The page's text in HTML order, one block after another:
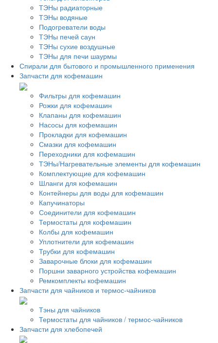
ТЭНы радиаторные
ТЭНы водяные
Подогреватели воды
ТЭНы печей саун
ТЭНы сухие воздушные
ТЭНы для печи шаурмы
Спирали для бытового и промышленного применения
Запчасти для кофемашин
Фильтры для кофемашин
Рожки для кофемашин
Клапаны для кофемашин
Насосы для кофемашин
Прокладки для кофемашин
Смазки для кофемашин
Переходники для кофемашин
ТЭНы/Нагревательные элементы для кофемашин
Комплектующие для кофемашин
Шланги для кофемашин
Контейнеры для воды для кофемашин
Капучинаторы
Соединители для кофемашин
Термостаты для кофемашин
Колбы для кофемашин
Уплотнители для кофемашин
Трубки для кофемашин
Заварочные блоки для кофемашин
Поршни заварного устройства кофемашин
Ремкомплекты кофемашин
Запчасти для чайников и термос-чайников
Тэны для чайников
Термостаты для чайников / термос-чайников
Запчасти для хлебопечей